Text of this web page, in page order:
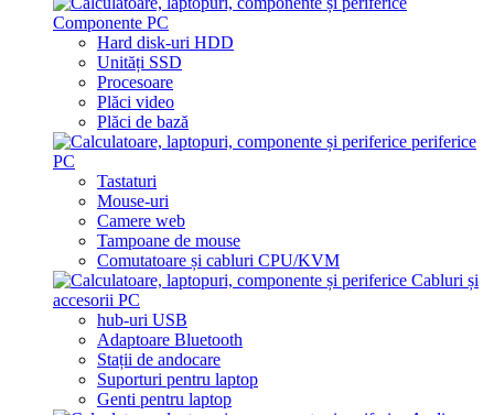
Componente PC
Hard disk-uri HDD
Unități SSD
Procesoare
Plăci video
Plăci de bază
periferice
PC
Tastaturi
Mouse-uri
Camere web
Tampoane de mouse
Comutatoare și cabluri CPU/KVM
Cabluri și
accesorii PC
hub-uri USB
Adaptoare Bluetooth
Stații de andocare
Suporturi pentru laptop
Genti pentru laptop